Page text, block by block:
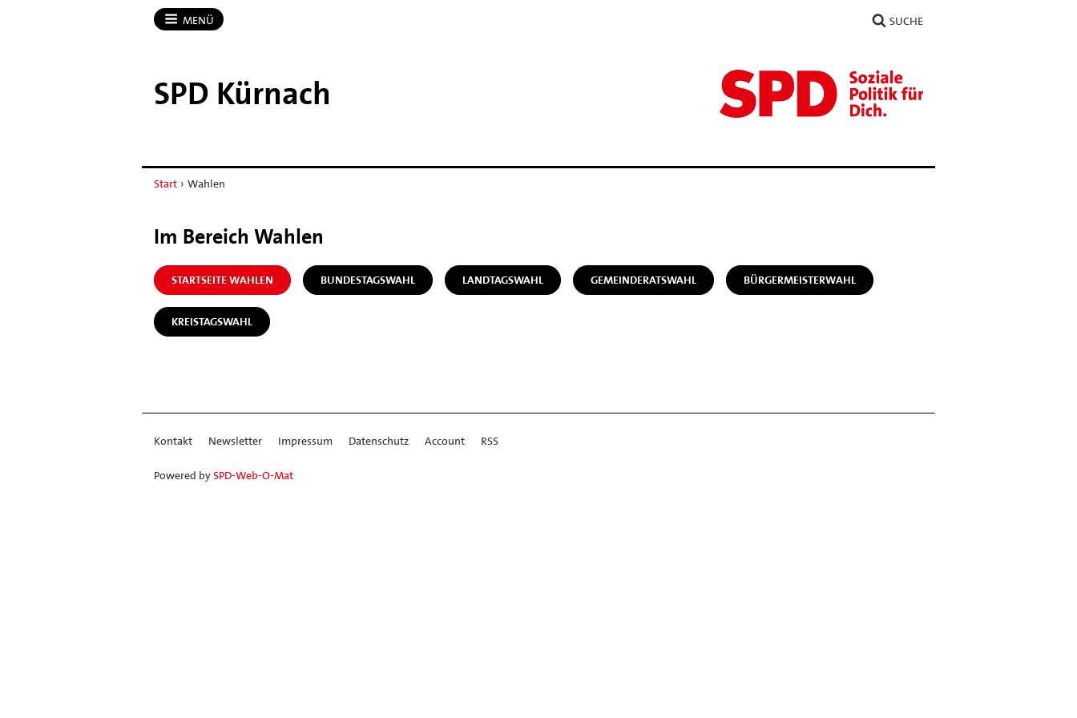
MENÜ SUCHE
SPD Kürnach
Start › Wahlen
Im Bereich Wahlen
STARTSEITE WAHLEN BUNDESTAGSWAHL LANDTAGSWAHL GEMEINDERATSWAHL BÜRGERMEISTERWAHL
KREISTAGSWAHL
Kontakt Newsletter Impressum Datenschutz Account RSS
Powered bySPD-Web-O-Mat